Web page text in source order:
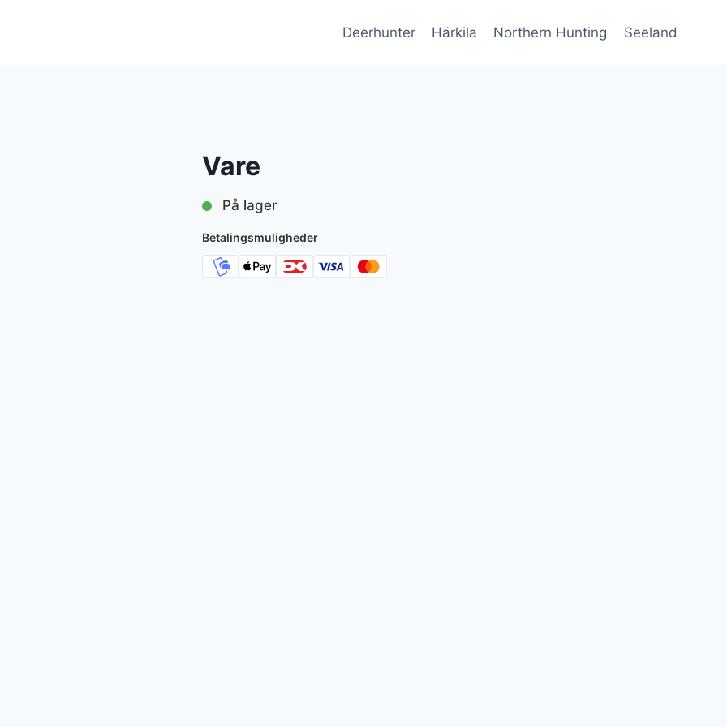
Deerhunter Härkila Northern Hunting Seeland
Vare
På lager
Betalingsmuligheder